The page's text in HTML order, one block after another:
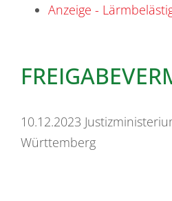
Anzeige -
10.12.2023
Württemberg